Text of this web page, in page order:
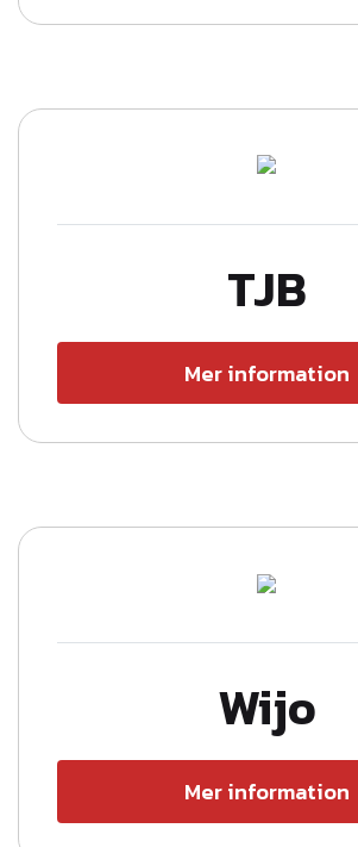
TJB
Mer information
Wijo
Mer information